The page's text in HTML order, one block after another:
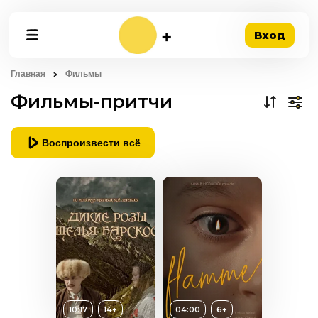
Вход
Главная Фильмы
Фильмы-притчи
Воспроизвести всё
10:17 14+ 04:00 6+